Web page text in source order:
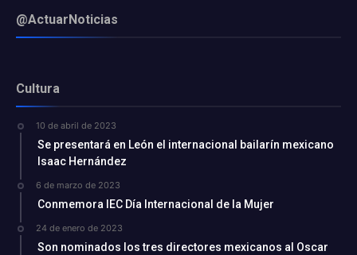
@ActuarNoticias
Cultura
10 de abril de 2023
Se presentará en León el internacional bailarín mexicano
Isaac Hernández
6 de marzo de 2023
Conmemora IEC Día Internacional de la Mujer
24 de enero de 2023
Son nominados los tres directores mexicanos al Oscar